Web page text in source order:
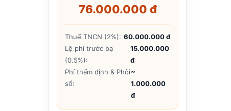
76.000.000 đ
Thuế TNCN (2%): 60.000.000 đ
Lệ phí trước bạ
(0.5%):
15.000.000
đ
Phí thẩm định & Phôi
sổ:
~
1.000.000
đ